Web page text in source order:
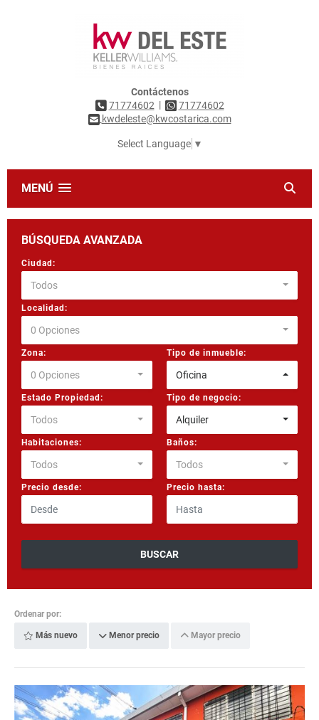
Contáctenos
71774602 |
71774602
kwdeleste@kwcostarica.com
Select Language ▼
MENÚ
BÚSQUEDA AVANZADA
Ciudad:
Todos
Localidad:
0 Opciones
Zona:
0 Opciones
Tipo de inmueble:
Oficina
Estado Propiedad:
Todos
Tipo de negocio:
Alquiler
Habitaciones:
Todos
Baños:
Todos
Precio desde: Precio hasta:
BUSCAR
Ordenar por:
Más nuevo Menor precio Mayor precio